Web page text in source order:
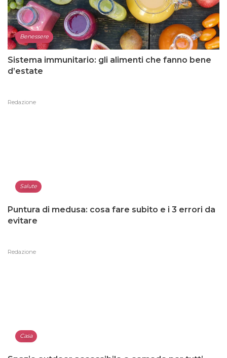
Benessere
Sistema immunitario: gli alimenti che fanno bene
d’estate
Redazione
Salute
Puntura di medusa: cosa fare subito e i 3 errori da
evitare
Redazione
Casa